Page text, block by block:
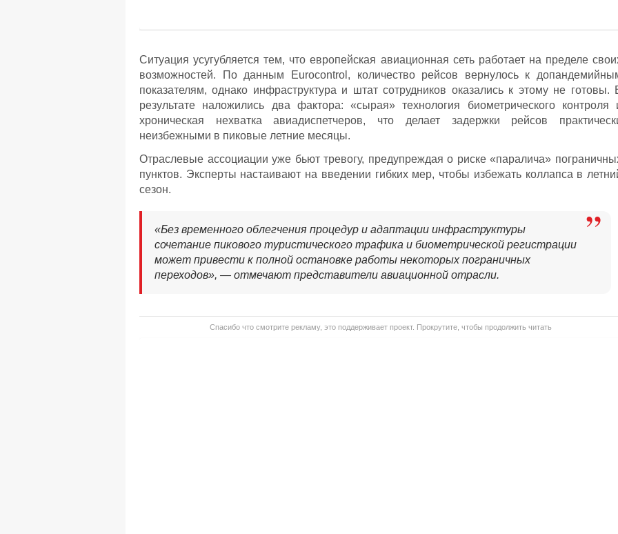
Ситуация усугубляется тем, что европейская авиационная сеть работает на пределе
возможностей. По данным Eurocontrol, количество рейсов вернулось к
показателям, однако инфраструктура и штат сотрудников оказались к этому не готовы.
результате наложились два фактора: «сырая» технология биометрического контроля
хроническая нехватка авиадиспетчеров, что делает задержки рейсов
неизбежными в пиковые летние месяцы.
Отраслевые ассоциации уже бьют тревогу, предупреждая о риске «паралича»
пунктов. Эксперты настаивают на введении гибких мер, чтобы избежать коллапса в
сезон.
«Без временного облегчения процедур и адаптации инфраструктуры
сочетание пикового туристического трафика и биометрической регистрации
может привести к полной остановке работы некоторых пограничных
переходов», — отмечают представители авиационной отрасли.
Спасибо что смотрите рекламу, это поддерживает проект. Прокрутите, чтобы продолжить читать